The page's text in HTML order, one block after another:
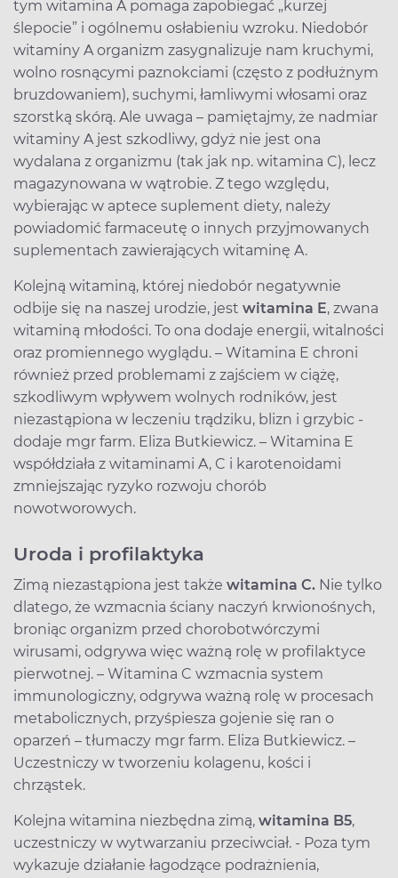
tym witamina A pomaga zapobiegać „kurzej
ślepocie” i ogólnemu osłabieniu wzroku. Niedobór
witaminy A organizm zasygnalizuje nam kruchymi,
wolno rosnącymi paznokciami (często z podłużnym
bruzdowaniem), suchymi, łamliwymi włosami oraz
szorstką skórą. Ale uwaga – pamiętajmy, że nadmiar
witaminy A jest szkodliwy, gdyż nie jest ona
wydalana z organizmu (tak jak np. witamina C), lecz
magazynowana w wątrobie. Z tego względu,
wybierając w aptece suplement diety, należy
powiadomić farmaceutę o innych przyjmowanych
suplementach zawierających witaminę A.
Kolejną witaminą, której niedobór negatywnie
odbije się na naszej urodzie, jest witamina E, zwana
witaminą młodości. To ona dodaje energii, witalności
oraz promiennego wyglądu. – Witamina E chroni
również przed problemami z zajściem w ciążę,
szkodliwym wpływem wolnych rodników, jest
niezastąpiona w leczeniu trądziku, blizn i grzybic -
dodaje mgr farm. Eliza Butkiewicz. – Witamina E
współdziała z witaminami A, C i karotenoidami
zmniejszając ryzyko rozwoju chorób
nowotworowych.
Uroda i profilaktyka
Zimą niezastąpiona jest także witamina C. Nie tylko
dlatego, że wzmacnia ściany naczyń krwionośnych,
broniąc organizm przed chorobotwórczymi
wirusami, odgrywa więc ważną rolę w profilaktyce
pierwotnej. – Witamina C wzmacnia system
immunologiczny, odgrywa ważną rolę w procesach
metabolicznych, przyśpiesza gojenie się ran o
oparzeń – tłumaczy mgr farm. Eliza Butkiewicz. –
Uczestniczy w tworzeniu kolagenu, kości i
chrząstek.
Kolejna witamina niezbędna zimą, witamina B5,
uczestniczy w wytwarzaniu przeciwciał. - Poza tym
wykazuje działanie łagodzące podrażnienia,